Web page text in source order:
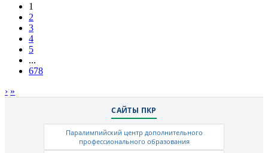
1
2
3
4
5
...
678
› »
САЙТЫ ПКР
Паралимпийский центр дополнительного
профессионального образования